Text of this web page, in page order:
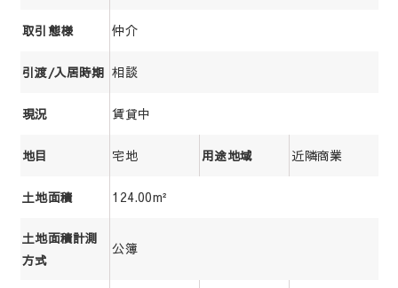
取引態様 仲介
引渡/入居時期 相談
現況 賃貸中
地目 宅地 用途地域 近隣商業
土地面積 124.00m²
土地面積計測
方式
公簿